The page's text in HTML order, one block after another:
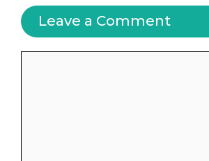
Leave a Comment